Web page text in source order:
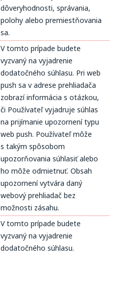
dôveryhodnosti, správania,
polohy alebo premiestňovania
sa.
V tomto prípade budete
vyzvaný na vyjadrenie
dodatočného súhlasu. Pri web
push sa v adrese prehliadača
zobrazí informácia s otázkou,
či Používateľ vyjadruje súhlas
na prijímanie upozornení typu
web push. Používateľ môže
s takým spôsobom
upozorňovania súhlasiť alebo
ho môže odmietnuť. Obsah
upozornení vytvára daný
webový prehliadač bez
možnosti zásahu.
V tomto prípade budete
vyzvaný na vyjadrenie
dodatočného súhlasu.